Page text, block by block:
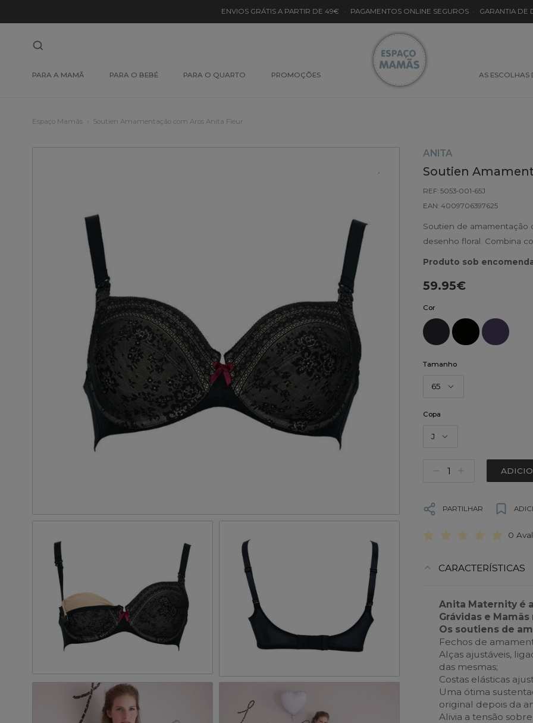
ENVIOS GRÁTIS A PARTIR DE 49€ · PAGAMENTOS ONLINE SEGUROS · GARANTIA DE
PARA A MAMÃ PARA O BEBÉ PARA O QUARTO PROMOÇÕES AS ESCOLHAS
Espaço Mamãs Soutien Amamentação com Aros Anita Fleur
ANITA
Soutien
REF: 5053-001-65J
EAN: 4009706397625
Soutien de amamentação
desenho floral. Combina
Produto sob
59.95€
Cor
Tamanho
65
Copa
J
PARTILHAR
0
CARACTERÍSTICAS
Anita Maternity é
Grávidas e Mamãs
Os soutiens de
Fechos de
Alças ajustáveis,
das mesmas;
Costas elásticas
Uma ótima
original depois da
Alivia a tensão